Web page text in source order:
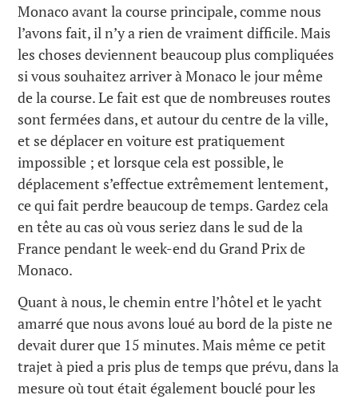
Monaco avant la course principale, comme nous
l’avons fait, il n’y a rien de vraiment difficile. Mais
les choses deviennent beaucoup plus compliquées
si vous souhaitez arriver à Monaco le jour même
de la course. Le fait est que de nombreuses routes
sont fermées dans, et autour du centre de la ville,
et se déplacer en voiture est pratiquement
impossible ; et lorsque cela est possible, le
déplacement s’effectue extrêmement lentement,
ce qui fait perdre beaucoup de temps. Gardez cela
en tête au cas où vous seriez dans le sud de la
France pendant le week-end du Grand Prix de
Monaco.
Quant à nous, le chemin entre l’hôtel et le yacht
amarré que nous avons loué au bord de la piste ne
devait durer que 15 minutes. Mais même ce petit
trajet à pied a pris plus de temps que prévu, dans la
mesure où tout était également bouclé pour les